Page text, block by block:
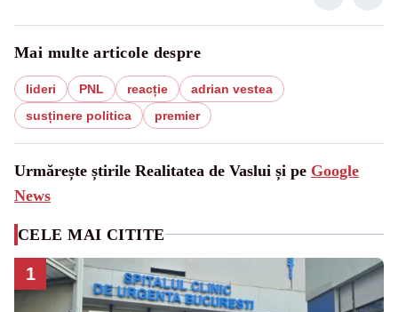
Mai multe articole despre
lideri PNL reacție
adrian vestea
susținere politica
premier
Urmărește știrile Realitatea de Vaslui și pe Google
News
CELE MAI CITITE
1